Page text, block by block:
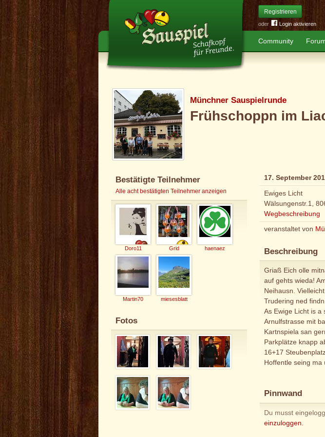
Registrieren
oder Login aktivieren
Community
Münchner Sauspielrunde
Frühschoppn im
Bestätigte Teilnehmer
Alle acht bestätigten Teilnehmer anzeigen
Doro11 Grid haenaez
Martin70 miesesblatt
Fotos
17. September
Ewiges Licht
Wälsungenstr.1,
Wegbeschreibung
veranstaltet von
Beschreibung
Griaß Eich olle
auf gehts wieda!
Neihausn.
Trudering ned findn.
As Ewige Licht is a
Arnulfstrasse mit
Kartnspiela san
Parkplätze knapp
16+17
Hoffentle seing ma
Pinnwand
Du musst
einzuloggen.